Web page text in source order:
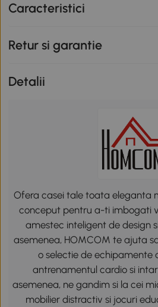
Caracteristici
Retur si garantie
Detalii
Ofera casei tale toata eleganta
conceput pentru a-ti imbogati
amestec inteligent de design
asemenea, HOMCOM te ajuta
o selectie de echipamente
antrenamentul cardio si
asemenea, ne gandim si la cei
mobilier distractiv si jocuri